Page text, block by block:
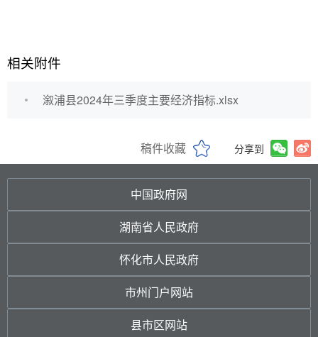
相关附件
溆浦县2024年三季度主要经济指标.xlsx
稿件收藏 分享到
中国政府网
湖南省人民政府
怀化市人民政府
市州门户网站
县市区网站